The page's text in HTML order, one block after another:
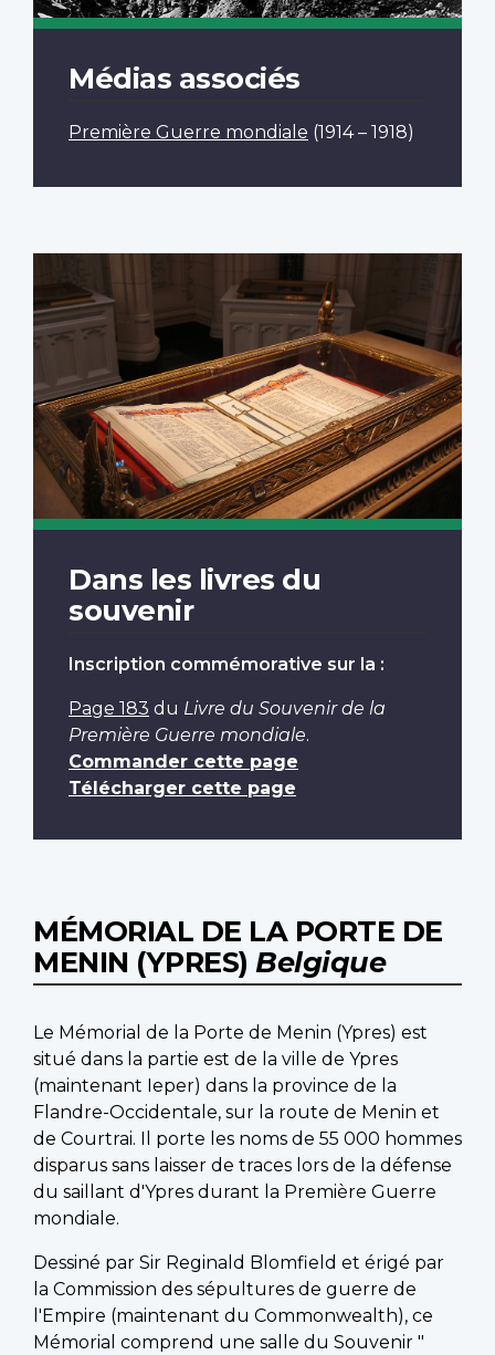
Médias associés
Première Guerre mondiale (1914 – 1918)
Dans les livres du
souvenir
Inscription commémorative sur la :
Page 183 du Livre du Souvenir de la
Première Guerre mondiale.
Commander cette page
Télécharger cette page
MÉMORIAL DE LA PORTE DE
MENIN (YPRES) Belgique
Le Mémorial de la Porte de Menin (Ypres) est
situé dans la partie est de la ville de Ypres
(maintenant Ieper) dans la province de la
Flandre-Occidentale, sur la route de Menin et
de Courtrai. Il porte les noms de 55 000 hommes
disparus sans laisser de traces lors de la défense
du saillant d'Ypres durant la Première Guerre
mondiale.
Dessiné par Sir Reginald Blomfield et érigé par
la Commission des sépultures de guerre de
l'Empire (maintenant du Commonwealth), ce
Mémorial comprend une salle du Souvenir "